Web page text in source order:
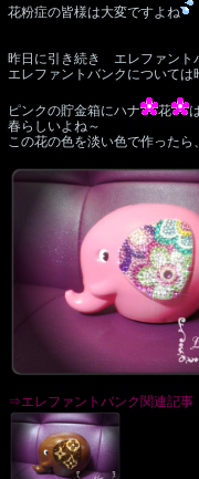
花粉症の皆様は大変ですよね
昨日に引き続き エレファント
エレファントバンクについては
ピンクの貯金箱にハナ 花
春らしいよね～
この花の色を淡い色で作った
⇒エレファントバンク関連記事